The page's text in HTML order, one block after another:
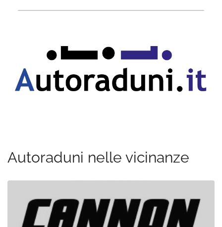
Autoraduni nelle vicinanze